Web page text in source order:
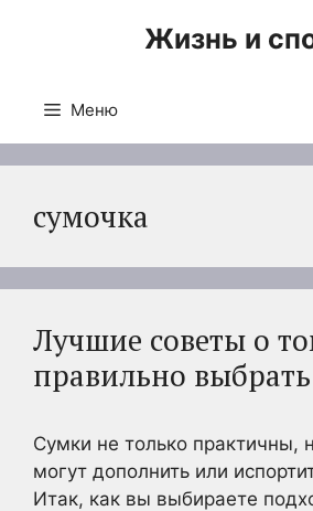
Жизнь и
Меню
сумочка
Лучшие советы о
правильно
Сумки не только практичны,
могут дополнить или
Итак, как вы выбираете